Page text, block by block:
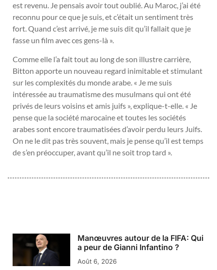
est revenu. Je pensais avoir tout oublié. Au Maroc, j’ai été
reconnu pour ce que je suis, et c’était un sentiment très
fort. Quand c’est arrivé, je me suis dit qu’il fallait que je
fasse un film avec ces gens-là ».
Comme elle l’a fait tout au long de son illustre carrière,
Bitton apporte un nouveau regard inimitable et stimulant
sur les complexités du monde arabe. « Je me suis
intéressée au traumatisme des musulmans qui ont été
privés de leurs voisins et amis juifs », explique-t-elle. « Je
pense que la société marocaine et toutes les sociétés
arabes sont encore traumatisées d’avoir perdu leurs Juifs.
On ne le dit pas très souvent, mais je pense qu’il est temps
de s’en préoccuper, avant qu’il ne soit trop tard ».
Manœuvres autour de la FIFA: Qui
a peur de Gianni Infantino ?
Août 6, 2026